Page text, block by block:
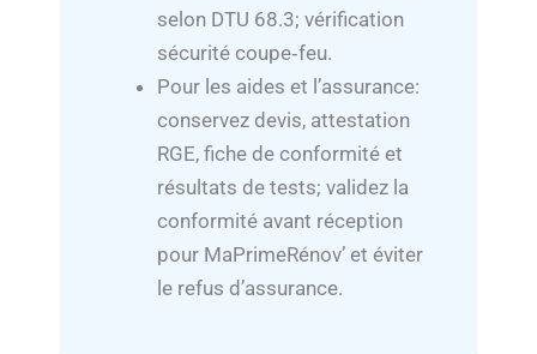
selon DTU 68.3; vérification
sécurité coupe‑feu.
Pour les aides et l’assurance:
conservez devis, attestation
RGE, fiche de conformité et
résultats de tests; validez la
conformité avant réception
pour MaPrimeRénov’ et éviter
le refus d’assurance.